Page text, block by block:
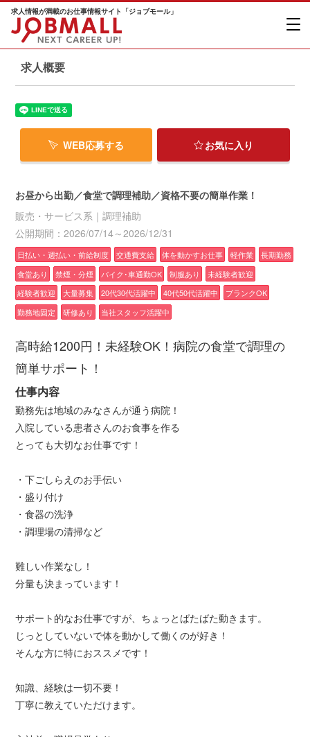
求人情報が満載のお仕事情報サイト「ジョブモール」
求人概要
WEB応募する お気に入り
お昼から出勤／食堂で調理補助／資格不要の簡単作業！
販売・サービス系｜調理補助
公開期間：2026/07/14～2026/12/31
日払い・週払い・前給制度 交通費支給 体を動かすお仕事 軽作業
長期勤務
食堂あり
禁煙・分煙 バイク･車通勤OK 制服あり
未経験者歓迎
経験者歓迎
大量募集 20代30代活躍中 40代50代活躍中
ブランクOK
勤務地固定
研修あり 当社スタッフ活躍中
高時給1200円！未経験OK！病院の食堂で調理の
簡単サポート！
仕事内容
勤務先は地域のみなさんが通う病院！
入院している患者さんのお食事を作る
とっても大切なお仕事です！
・下ごしらえのお手伝い
・盛り付け
・食器の洗浄
・調理場の清掃など
難しい作業なし！
分量も決まっています！
サポート的なお仕事ですが、ちょっとばたばた動きます。
じっとしていないで体を動かして働くのが好き！
そんな方に特におススメです！
知識、経験は一切不要！
丁寧に教えていただけます。